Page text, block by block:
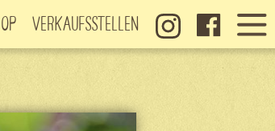
Verkaufsstellen